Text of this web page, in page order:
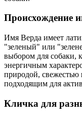
Происхождение
Имя Верда имеет
"зеленый" или
выбором для собаки,
энергичным
природой, свежестью
подходящим для
Кличка для